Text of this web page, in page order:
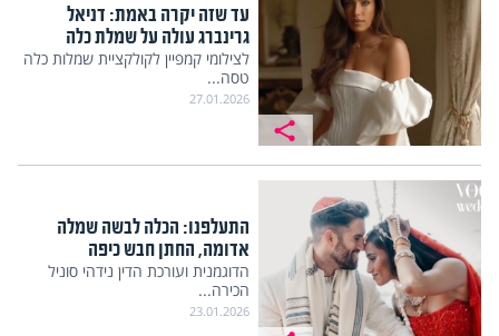
עד שזה יקרה באמת: דניאל
גרינברג עולה על שמלת כלה
לצילומי קמפיין לקולקציית שמלות כלה
טסה...
27.01.2026
התעלפנו: הכלה לבשה שמלה
אדומה, החתן חבש כיפה
הדוגמנית ועורכת הדין נידהי סוניל
הכירה...
23.01.2026